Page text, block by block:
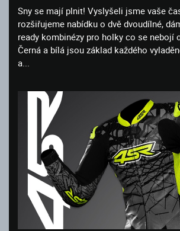
Sny se mají plnit! Vyslyšeli jsme vaše
rozšiřujeme nabídku o dvě dvoudílné,
ready kombinézy pro holky co se nebojí
Černá a bílá jsou základ každého
a...